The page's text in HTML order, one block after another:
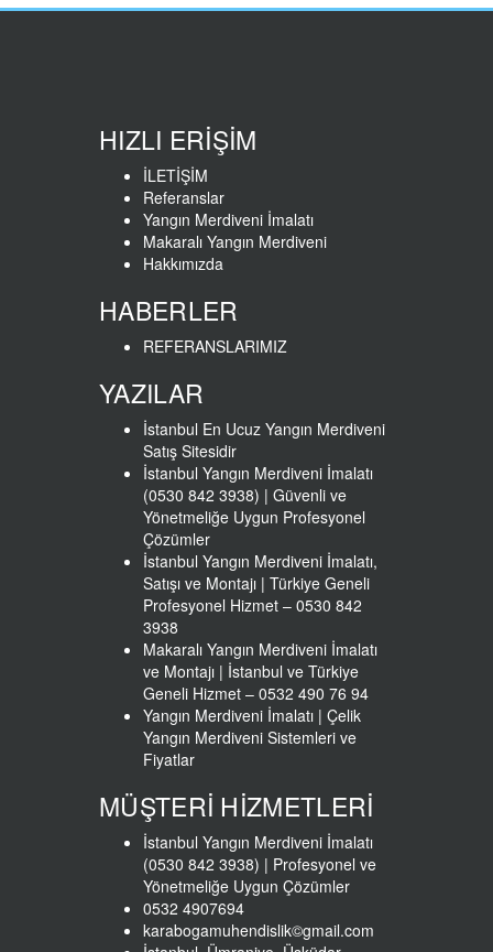
HIZLI ERİŞİM
İLETİŞİM
Referanslar
Yangın Merdiveni İmalatı
Makaralı Yangın Merdiveni
Hakkımızda
HABERLER
REFERANSLARIMIZ
YAZILAR
İstanbul En Ucuz Yangın Merdiveni
Satış Sitesidir
İstanbul Yangın Merdiveni İmalatı
(0530 842 3938) | Güvenli ve
Yönetmeliğe Uygun Profesyonel
Çözümler
İstanbul Yangın Merdiveni İmalatı,
Satışı ve Montajı | Türkiye Geneli
Profesyonel Hizmet – 0530 842
3938
Makaralı Yangın Merdiveni İmalatı
ve Montajı | İstanbul ve Türkiye
Geneli Hizmet – 0532 490 76 94
Yangın Merdiveni İmalatı | Çelik
Yangın Merdiveni Sistemleri ve
Fiyatlar
MÜŞTERİ HİZMETLERİ
İstanbul Yangın Merdiveni İmalatı
(0530 842 3938) | Profesyonel ve
Yönetmeliğe Uygun Çözümler
0532 4907694
karabogamuhendislik©gmail.com